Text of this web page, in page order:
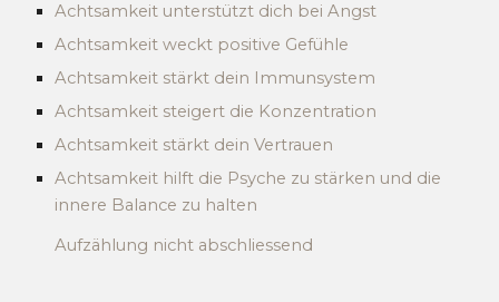
Achtsamkeit unterstützt dich bei Angst
Achtsamkeit weckt positive Gefühle
Achtsamkeit stärkt dein Immunsystem
Achtsamkeit steigert die Konzentration
Achtsamkeit stärkt dein Vertrauen
Achtsamkeit hilft die Psyche zu stärken und die
innere Balance zu halten
Aufzählung nicht abschliessend